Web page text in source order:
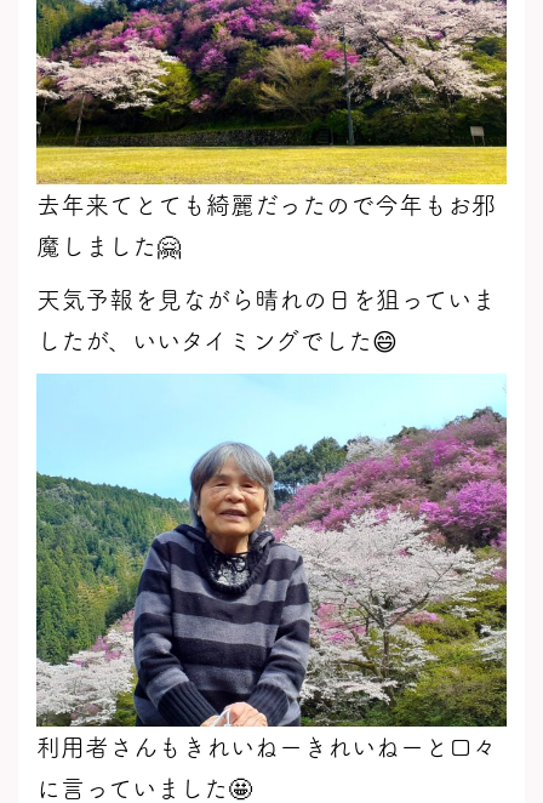
去年来てとても綺麗だったので今年もお邪
魔しました🤗
天気予報を見ながら晴れの日を狙っていま
したが、いいタイミングでした😄
利用者さんもきれいねーきれいねーと口々
に言っていました🤩